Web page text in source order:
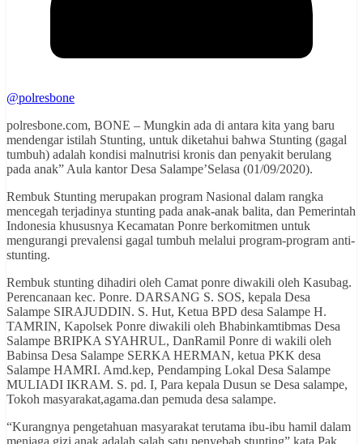
@polresbone
polresbone.com, BONE – Mungkin ada di antara kita yang baru
mendengar istilah Stunting, untuk diketahui bahwa Stunting (gagal
tumbuh) adalah kondisi malnutrisi kronis dan penyakit berulang
pada anak” Aula kantor Desa Salampe’Selasa (01/09/2020).
Rembuk Stunting merupakan program Nasional dalam rangka
mencegah terjadinya stunting pada anak-anak balita, dan Pemerintah
Indonesia khususnya Kecamatan Ponre berkomitmen untuk
mengurangi prevalensi gagal tumbuh melalui program-program anti-
stunting.
Rembuk stunting dihadiri oleh Camat ponre diwakili oleh Kasubag.
Perencanaan kec. Ponre. DARSANG S. SOS, kepala Desa
Salampe SIRAJUDDIN. S. Hut, Ketua BPD desa Salampe H.
TAMRIN, Kapolsek Ponre diwakili oleh Bhabinkamtibmas Desa
Salampe BRIPKA SYAHRUL, DanRamil Ponre di wakili oleh
Babinsa Desa Salampe SERKA HERMAN, ketua PKK desa
Salampe HAMRI. Amd.kep, Pendamping Lokal Desa Salampe
MULIADI IKRAM. S. pd. I, Para kepala Dusun se Desa salampe,
Tokoh masyarakat,agama.dan pemuda desa salampe.
“Kurangnya pengetahuan masyarakat terutama ibu-ibu hamil dalam